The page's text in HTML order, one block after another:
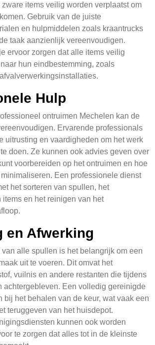
items veilig worden verplaatst om
Gebruik van de juiste
en hulpmiddelen zoals kraantrucks
taak aanzienlijk vereenvoudigen.
ervoor zorgen dat alle items veilig
hun eindbestemming, zoals
Hulp
ontruimen Mechelen kan de
Ervarende professionals
uitrusting en vaardigheden om het werk
doen. Ze kunnen ook advies geven over
voorbereiden op het ontruimen en hoe
Een professionele dienst
het sorteren van spullen, het
items en het reinigen van het
en Afwerking
van alle spullen is het belangrijk om een
uit te voeren. Dit omvat het
vuilnis en andere restanten die tijdens
achtergebleven. Een volledig gereinigde
bij het behalen van de keur, wat vaak een
teruggeven van het huisdepot.
kunnen ook worden
te zorgen dat alles tot in de kleinste